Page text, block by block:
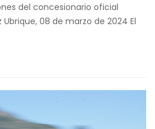
del concesionario oficial
08 de marzo de 2024 El